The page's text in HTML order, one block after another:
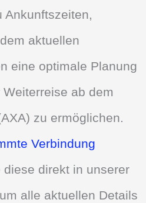
Ankunftszeiten,
aktuellen
eine optimale Planung
ab dem
zu ermöglichen.
Verbindung
diese direkt in unserer
alle aktuellen Details